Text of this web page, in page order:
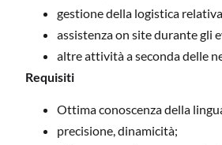
gestione della logistica
assistenza on site durante gli
altre attività a seconda delle
Requisiti
Ottima conoscenza della
precisione, dinamicità;